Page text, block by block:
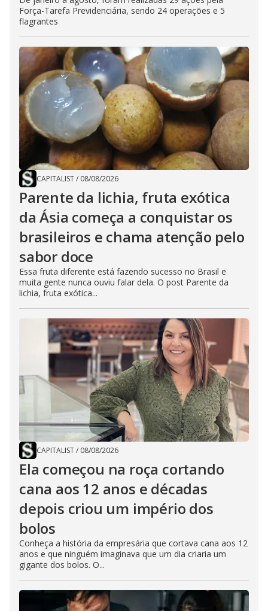
Força-Tarefa Previdenciária, sendo 24 operações e 5
flagrantes
CAPITALIST/ 08/08/2026
Parente da lichia, fruta exótica
da Ásia começa a conquistar os
brasileiros e chama atenção pelo
sabor doce
Essa fruta diferente está fazendo sucesso no Brasil e
muita gente nunca ouviu falar dela. O post Parente da
lichia, fruta exótica...
CAPITALIST/ 08/08/2026
Ela começou na roça cortando
cana aos 12 anos e décadas
depois criou um império dos
bolos
Conheça a história da empresária que cortava cana aos 12
anos e que ninguém imaginava que um dia criaria um
gigante dos bolos. O...